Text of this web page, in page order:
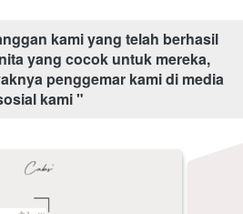
kami yang telah berhasil
yang cocok untuk mereka,
penggemar kami di media
kami "